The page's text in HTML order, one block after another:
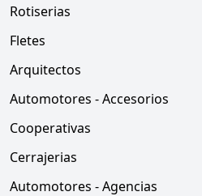
Rotiserias
Fletes
Arquitectos
Automotores - Accesorios
Cooperativas
Cerrajerias
Automotores - Agencias